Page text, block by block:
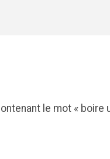
le mot « boire